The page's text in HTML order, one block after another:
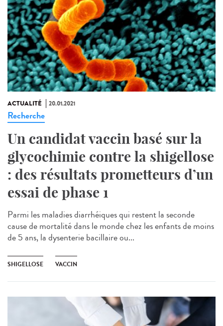
ACTUALITÉ 20.01.2021
Recherche
Un candidat vaccin basé sur la
glycochimie contre la shigellose
: des résultats prometteurs d’un
essai de phase 1
Parmi les maladies diarrhéiques qui restent la seconde
cause de mortalité dans le monde chez les enfants de moins
de 5 ans, la dysenterie bacillaire ou...
SHIGELLOSE VACCIN